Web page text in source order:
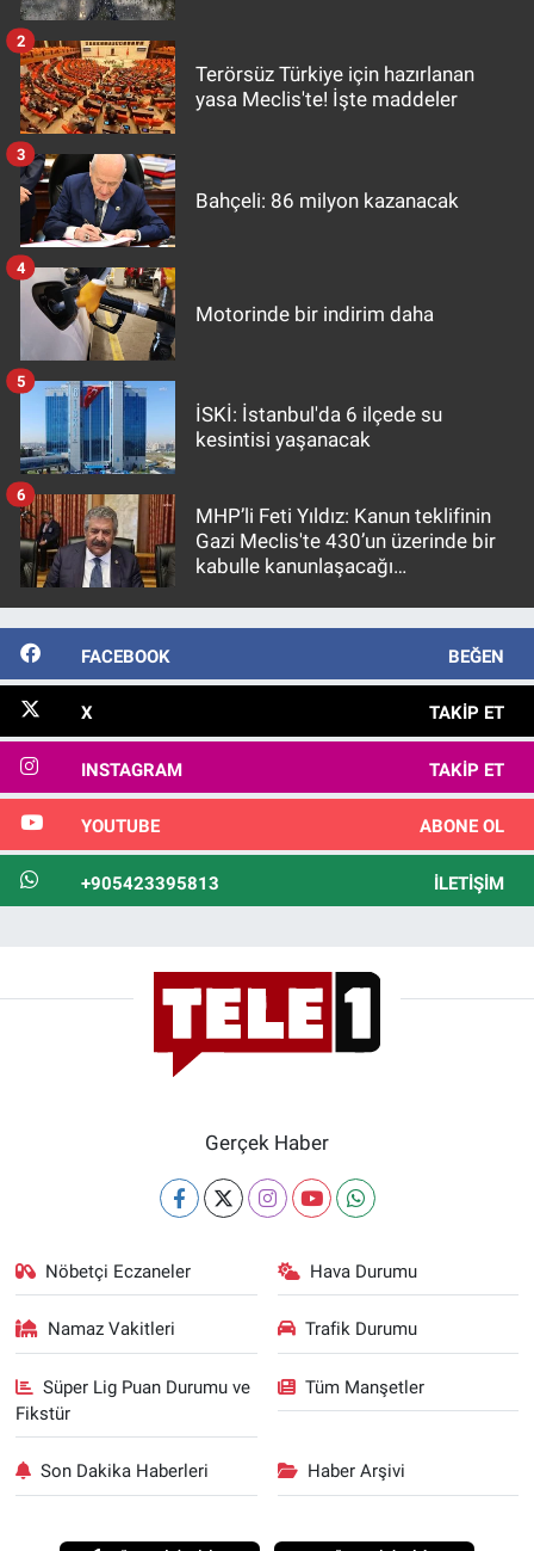
Terörsüz Türkiye için hazırlanan
yasa Meclis'te! İşte maddeler
2
Bahçeli: 86 milyon kazanacak
3
Motorinde bir indirim daha
4
İSKİ: İstanbul'da 6 ilçede su
kesintisi yaşanacak
5
MHP’li Feti Yıldız: Kanun teklifinin
Gazi Meclis'te 430’un üzerinde bir
kabulle kanunlaşacağı
6
FACEBOOK BEĞEN
X TAKIP ET
INSTAGRAM TAKIP ET
YOUTUBE ABONE OL
+905423395813 İLETIŞIM
Gerçek Haber
Nöbetçi Eczaneler Hava Durumu
Namaz Vakitleri Trafik Durumu
Süper Lig Puan Durumu ve
Fikstür
Tüm Manşetler
Son Dakika Haberleri Haber Arşivi